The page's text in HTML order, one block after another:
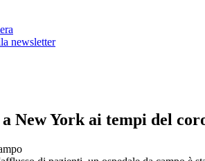
newsletter
New York ai tempi del